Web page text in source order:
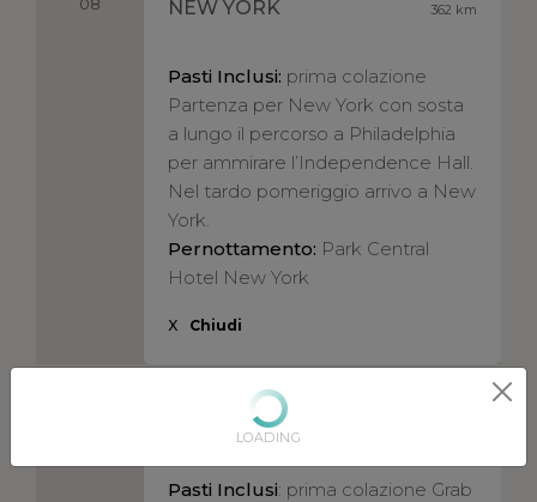
LOADING
362 km
NEW YORK
Pasti Inclusi: prima colazione
Partenza per New York con sosta
a lungo il percorso a Philadelphia
per ammirare l’Independence Hall.
Nel tardo pomeriggio arrivo a New
York.
Pernottamento: Park Central
Hotel New York
X Chiudi
NEW YORK
Pasti Inclusi: prima colazione Grab